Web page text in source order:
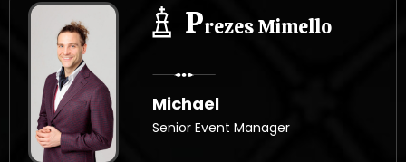
Prezes Mimello
Michael
Senior Event Manager